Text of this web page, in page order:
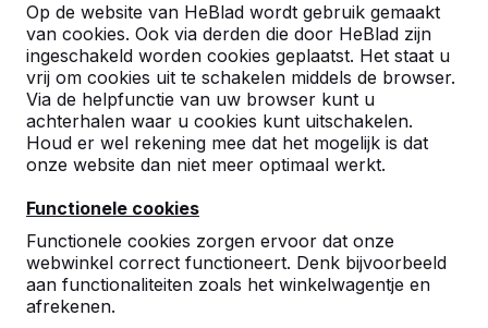
Op de website van HeBlad wordt gebruik gemaakt
van cookies. Ook via derden die door HeBlad zijn
ingeschakeld worden cookies geplaatst. Het staat u
vrij om cookies uit te schakelen middels de browser.
Via de helpfunctie van uw browser kunt u
achterhalen waar u cookies kunt uitschakelen.
Houd er wel rekening mee dat het mogelijk is dat
onze website dan niet meer optimaal werkt.
Functionele cookies
Functionele cookies zorgen ervoor dat onze
webwinkel correct functioneert. Denk bijvoorbeeld
aan functionaliteiten zoals het winkelwagentje en
afrekenen.